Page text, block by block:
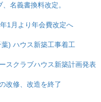
名義書換料改定。
1月より年会費改定へ
) ハウス新築工事着工
クラブハウス新築計画発表
改修、改造を終了